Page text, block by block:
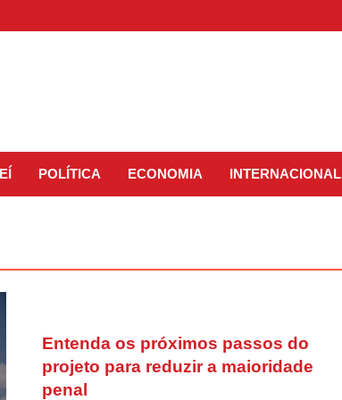
POLÍTICA ECONOMIA INTERNACIONAL
Entenda os próximos passos do
projeto para reduzir a maioridade
penal